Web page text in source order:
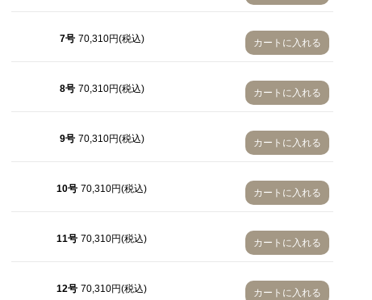
7号 70,310円(税込) カートに入れる
8号 70,310円(税込) カートに入れる
9号 70,310円(税込) カートに入れる
10号 70,310円(税込) カートに入れる
11号 70,310円(税込) カートに入れる
12号 70,310円(税込) カートに入れる